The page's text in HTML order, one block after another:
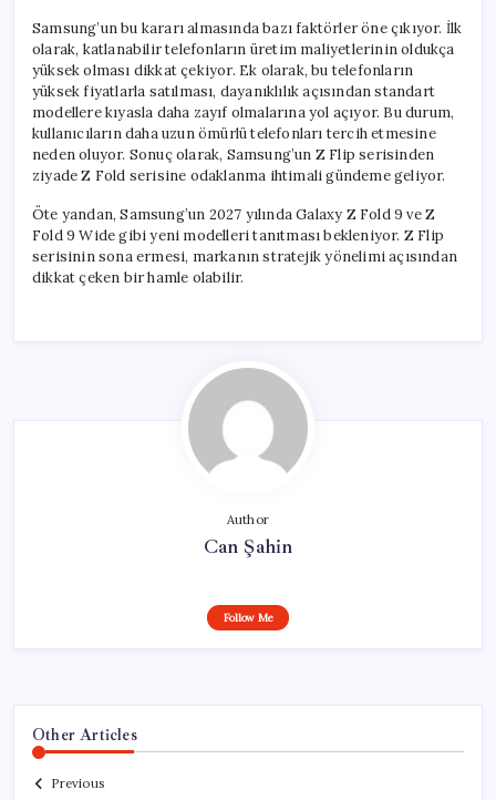
Samsung’un bu kararı almasında bazı faktörler öne çıkıyor. İlk
olarak, katlanabilir telefonların üretim maliyetlerinin oldukça
yüksek olması dikkat çekiyor. Ek olarak, bu telefonların
yüksek fiyatlarla satılması, dayanıklılık açısından standart
modellere kıyasla daha zayıf olmalarına yol açıyor. Bu durum,
kullanıcıların daha uzun ömürlü telefonları tercih etmesine
neden oluyor. Sonuç olarak, Samsung’un Z Flip serisinden
ziyade Z Fold serisine odaklanma ihtimali gündeme geliyor.
Öte yandan, Samsung’un 2027 yılında Galaxy Z Fold 9 ve Z
Fold 9 Wide gibi yeni modelleri tanıtması bekleniyor. Z Flip
serisinin sona ermesi, markanın stratejik yönelimi açısından
dikkat çeken bir hamle olabilir.
Author
Can Şahin
Follow Me
Other Articles
Previous